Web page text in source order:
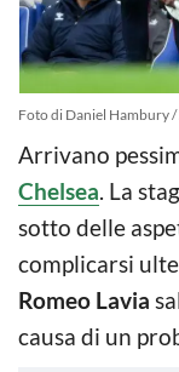
Foto di Daniel Hambury /
Arrivano
Chelsea. La
sotto delle
complicarsi
Romeo Lavia
causa di un